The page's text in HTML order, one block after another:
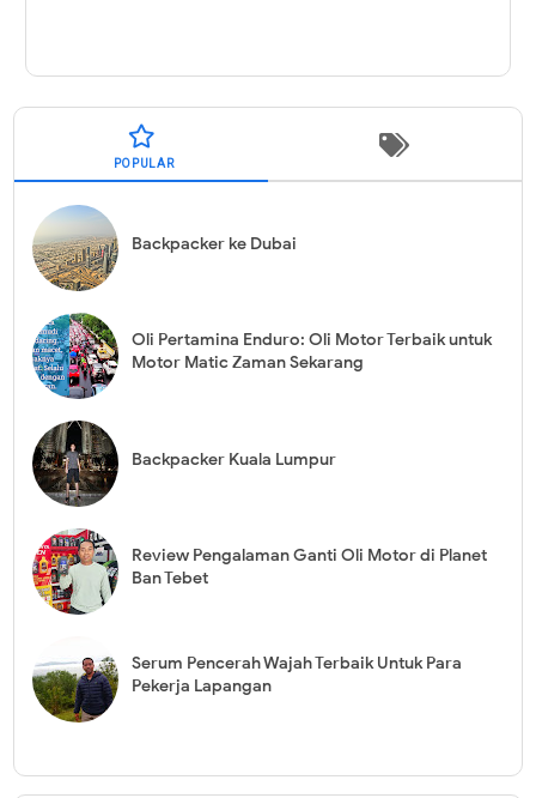
POPULAR
Backpacker ke Dubai
Oli Pertamina Enduro: Oli Motor Terbaik untuk
Motor Matic Zaman Sekarang
Backpacker Kuala Lumpur
Review Pengalaman Ganti Oli Motor di Planet
Ban Tebet
Serum Pencerah Wajah Terbaik Untuk Para
Pekerja Lapangan